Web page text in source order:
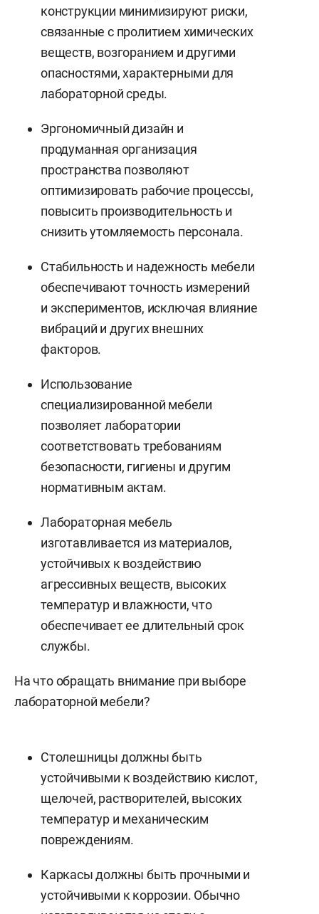
конструкции минимизируют риски,
связанные с пролитием химических
веществ, возгоранием и другими
опасностями, характерными для
лабораторной среды.
Эргономичный дизайн и
продуманная организация
пространства позволяют
оптимизировать рабочие процессы,
повысить производительность и
снизить утомляемость персонала.
Стабильность и надежность мебели
обеспечивают точность измерений
и экспериментов, исключая влияние
вибраций и других внешних
факторов.
Использование
специализированной мебели
позволяет лаборатории
соответствовать требованиям
безопасности, гигиены и другим
нормативным актам.
Лабораторная мебель
изготавливается из материалов,
устойчивых к воздействию
агрессивных веществ, высоких
температур и влажности, что
обеспечивает ее длительный срок
службы.
На что обращать внимание при выборе
лабораторной мебели?
Столешницы должны быть
устойчивыми к воздействию кислот,
щелочей, растворителей, высоких
температур и механическим
повреждениям.
Каркасы должны быть прочными и
устойчивыми к коррозии. Обычно